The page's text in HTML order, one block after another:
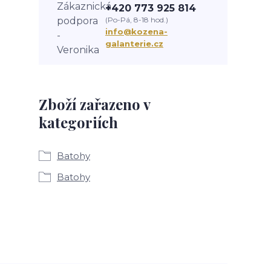
Zboží zařazeno v
kategoriích
Batohy
Batohy
+420 773 925 814
(Po-Pá, 8-18 hod.)
info@kozena-
galanterie.cz